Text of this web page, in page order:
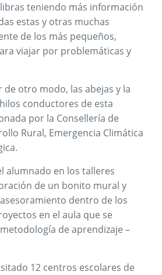
teniendo más información
estas y otras muchas
de los más pequeños,
viajar por problemáticas y
de otro modo, las abejas y la
conductores de esta
por la Consellería de
Rural, Emergencia Climática
alumnado en los talleres
de un bonito mural y
dentro de los
en el aula que se
de aprendizaje –
12 centros escolares de